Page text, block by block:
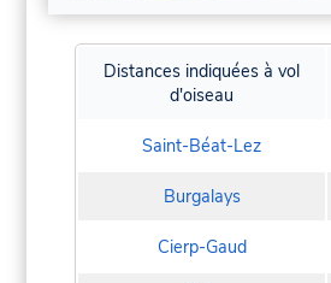
Distances indiquées à vol
d'oiseau
Saint-Béat-Lez
Burgalays
Cierp-Gaud